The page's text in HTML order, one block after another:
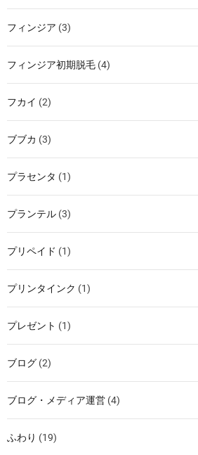
フィンジア (3)
フィンジア初期脱毛 (4)
フカイ (2)
ブブカ (3)
プラセンタ (1)
プランテル (3)
プリペイド (1)
プリンタインク (1)
プレゼント (1)
ブログ (2)
ブログ・メディア運営 (4)
ふわり (19)